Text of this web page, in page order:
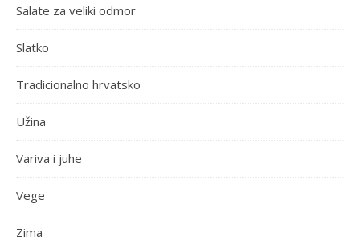
Salate za veliki odmor
Slatko
Tradicionalno hrvatsko
Užina
Variva i juhe
Vege
Zima